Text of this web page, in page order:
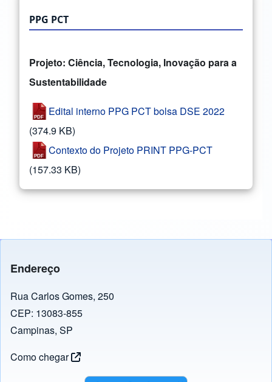
PPG PCT
Projeto: Ciência, Tecnologia, Inovação para a
Sustentabilidade
Edital interno PPG PCT bolsa DSE 2022
(374.9 KB)
Contexto do Projeto PRINT PPG-PCT
(157.33 KB)
Endereço
Rua Carlos Gomes, 250
CEP: 13083-855
Campinas, SP
Como chegar